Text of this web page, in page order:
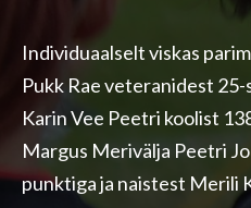
Individuaalselt viskas
Pukk Rae veteranidest
Karin Vee Peetri koolist
Margus Merivälja Peetri
punktiga ja naistest Merili